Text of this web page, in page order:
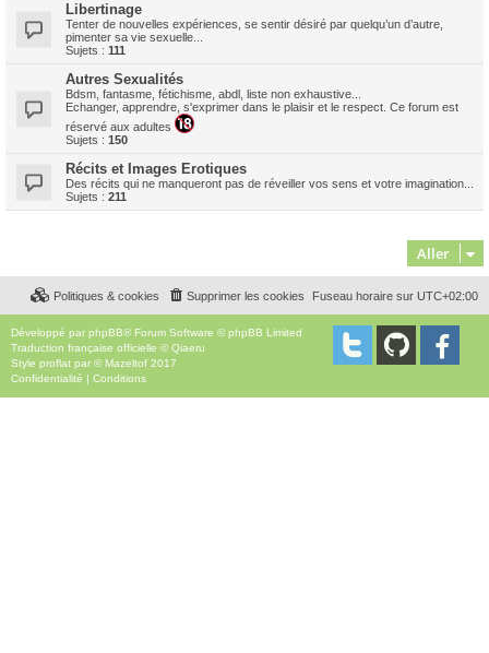
Libertinage
Tenter de nouvelles expériences, se sentir désiré par quelqu’un d’autre,
pimenter sa vie sexuelle...
Sujets : 111
Autres Sexualités
Bdsm, fantasme, fétichisme, abdl, liste non exhaustive...
Echanger, apprendre, s'exprimer dans le plaisir et le respect. Ce forum est
réservé aux adultes
Sujets : 150
Récits et Images Erotiques
Des récits qui ne manqueront pas de réveiller vos sens et votre imagination...
Sujets : 211
Aller
Fuseau horaire sur UTC+02:00
Supprimer les cookies
Politiques & cookies
Développé par phpBB® Forum Software © phpBB Limited
Traduction française officielle ©Qiaeru
Style proflat par © Mazeltof 2017
Confidentialité | Conditions